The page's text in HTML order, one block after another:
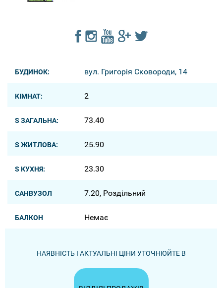
БУДИНОК: вул. Григорія Сковороди, 14
КІМНАТ: 2
S ЗАГАЛЬНА: 73.40
S ЖИТЛОВА: 25.90
S КУХНЯ: 23.30
САНВУЗОЛ 7.20, Роздільний
БАЛКОН Немає
НАЯВНІСТЬ І АКТУАЛЬНІ ЦІНИ УТОЧНЮЙТЕ В